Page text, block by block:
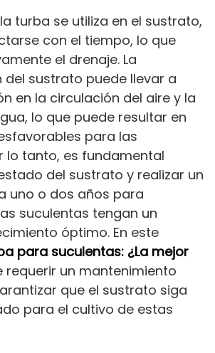
turba se utiliza en el sustrato,
con el tiempo, lo que
el drenaje. La
sustrato puede llevar a
en la circulación del aire y la
lo que puede resultar en
para las
lo tanto, es fundamental
del sustrato y realizar un
uno o dos años para
suculentas tengan un
óptimo. En este
para suculentas: ¿La mejor
requerir un mantenimiento
que el sustrato siga
para el cultivo de estas